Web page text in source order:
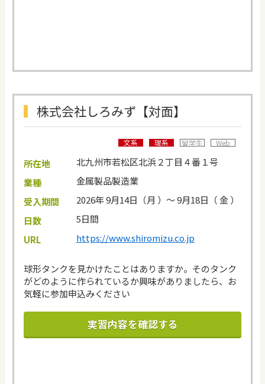
株式会社しろみず【対面】
文系 理系 留学生 Web
所在地
北九州市若松区北浜２丁目４番１号
業種
金属製品製造業
受入期間
2026年 9月14日（月 ）～ 9月18日（ 金 ）
日数
5日間
URL
https://www.shiromizu.co.jp
球形タンクを見かけたことはありますか。そのタンク
がどのように作られているか興味がありましたら、お
気軽に参加申込みください
実習内容を確認する